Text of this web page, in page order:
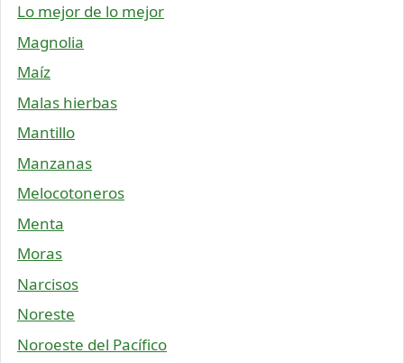
Lo mejor de lo mejor
Magnolia
Maíz
Malas hierbas
Mantillo
Manzanas
Melocotoneros
Menta
Moras
Narcisos
Noreste
Noroeste del Pacífico